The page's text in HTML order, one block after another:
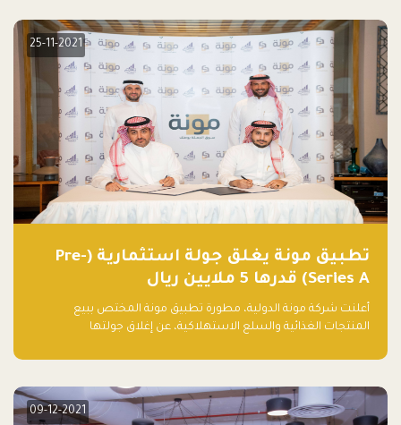
25-11-2021
تطبيق مونة يغلق جولة استثمارية (Pre-
Series A) قدرها 5 ملايين ريال
أعلنت شركة مونة الدولية، مطورة تطبيق مونة المختص ببيع
المنتجات الغذائية والسلع الاستهلاكية، عن إغلاق جولتها
دولار أمريكي)، بقيادة شركتي دعم المنشآت المحدودة وتسارع القابضة
09-12-2021